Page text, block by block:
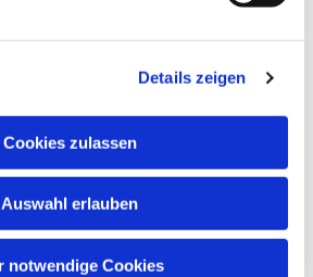
Details zeigen
Cookies zulassen
Auswahl erlauben
notwendige Cookies